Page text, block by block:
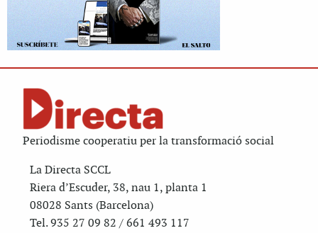
Periodisme cooperatiu per la transformació social
La Directa SCCL
Riera d’Escuder, 38, nau 1, planta 1
08028 Sants (Barcelona)
Tel. 935 27 09 82 / 661 493 117